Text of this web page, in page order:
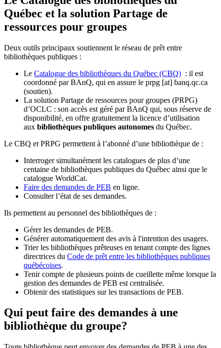
Québec et la solution Partage de
ressources pour groupes
Deux outils principaux soutiennent le réseau de prêt entre
bibliothèques publiques :
Le Catalogue des bibliothèques du Québec (CBQ) : il est
coordonné par BAnQ, qui en assure le prpg [at] banq.qc.ca
(soutien).
La solution Partage de ressources pour groupes (PRPG)
d’OCLC : son accès est géré par BAnQ qui, sous réserve de
disponibilité, en offre gratuitement la licence d’utilisation
aux bibliothèques publiques autonomes du Québec.
Le CBQ et PRPG permettent à l’abonné d’une bibliothèque de :
Interroger simultanément les catalogues de plus d’une
centaine de bibliothèques publiques du Québec ainsi que le
catalogue WorldCat.
Faire des demandes de PEB en ligne.
Consulter l’état de ses demandes.
Ils permettent au personnel des bibliothèques de :
Gérer les demandes de PEB.
Générer automatiquement des avis à l'intention des usagers.
Trier les bibliothèques prêteuses en tenant compte des lignes
directrices du Code de prêt entre les bibliothèques publiques
québécoises.
Tenir compte de plusieurs points de cueillette même lorsque la
gestion des demandes de PEB est centralisée.
Obtenir des statistiques sur les transactions de PEB.
Qui peut faire des demandes à une
bibliothèque du groupe?